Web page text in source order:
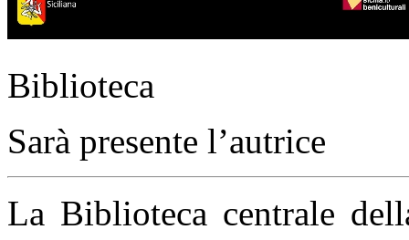
Biblioteca
Sarà presente l’autrice
La Biblioteca centrale